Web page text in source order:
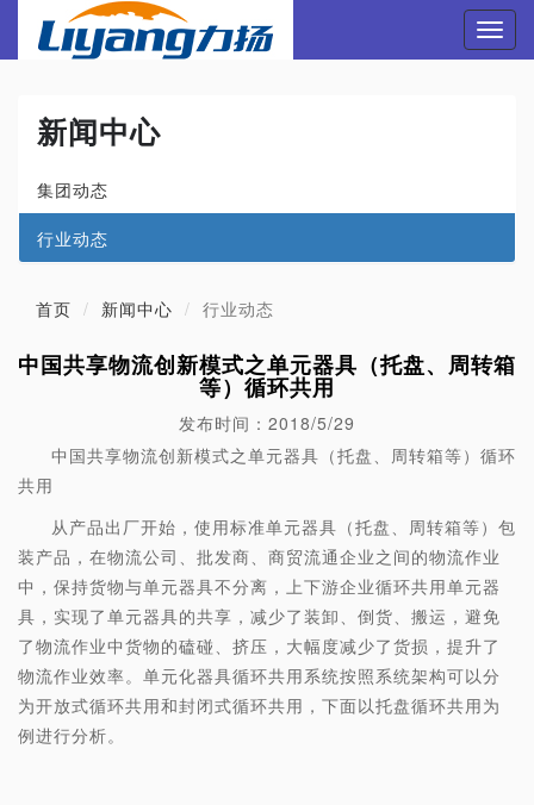
新闻中心
集团动态
行业动态
首页 新闻中心 行业动态
中国共享物流创新模式之单元器具（托盘、周转箱
等）循环共用
发布时间：2018/5/29
中国共享物流创新模式之单元器具（托盘、周转箱等）循环
共用
从产品出厂开始，使用标准单元器具（托盘、周转箱等）包
装产品，在物流公司、批发商、商贸流通企业之间的物流作业
中，保持货物与单元器具不分离，上下游企业循环共用单元器
具，实现了单元器具的共享，减少了装卸、倒货、搬运，避免
了物流作业中货物的磕碰、挤压，大幅度减少了货损，提升了
物流作业效率。单元化器具循环共用系统按照系统架构可以分
为开放式循环共用和封闭式循环共用，下面以托盘循环共用为
例进行分析。